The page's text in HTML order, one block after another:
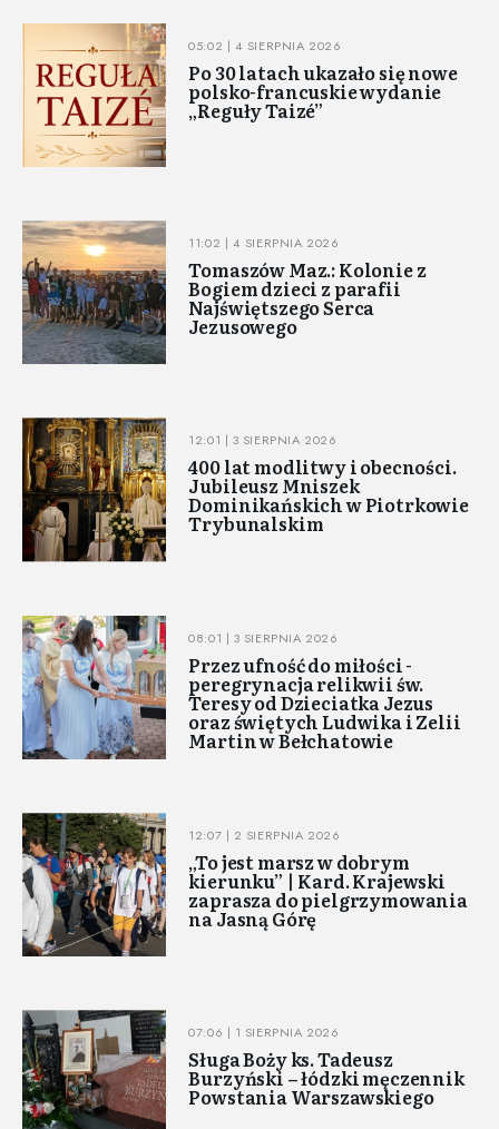
05:02 | 4 SIERPNIA 2026
Po 30 latach ukazało się nowe
polsko-francuskie wydanie
„Reguły Taizé”
11:02 | 4 SIERPNIA 2026
Tomaszów Maz.: Kolonie z
Bogiem dzieci z parafii
Najświętszego Serca
Jezusowego
12:01 | 3 SIERPNIA 2026
400 lat modlitwy i obecności.
Jubileusz Mniszek
Dominikańskich w Piotrkowie
Trybunalskim
08:01 | 3 SIERPNIA 2026
Przez ufność do miłości -
peregrynacja relikwii św.
Teresy od Dzieciatka Jezus
oraz świętych Ludwika i Zelii
Martin w Bełchatowie
12:07 | 2 SIERPNIA 2026
„To jest marsz w dobrym
kierunku” | Kard. Krajewski
zaprasza do pielgrzymowania
na Jasną Górę
07:06 | 1 SIERPNIA 2026
Sługa Boży ks. Tadeusz
Burzyński – łódzki męczennik
Powstania Warszawskiego